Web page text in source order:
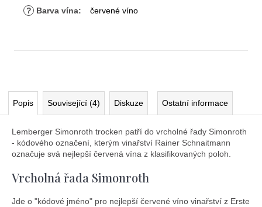
? Barva vína: červené víno
Popis Související (4) Diskuze Ostatní informace
Lemberger Simonroth trocken patří do vrcholné řady Simonroth
- kódového označení, kterým vinařství Rainer Schnaitmann
označuje svá nejlepší červená vína z klasifikovaných poloh.
Vrcholná řada Simonroth
Jde o "kódové jméno" pro nejlepší červené víno vinařství z Erste